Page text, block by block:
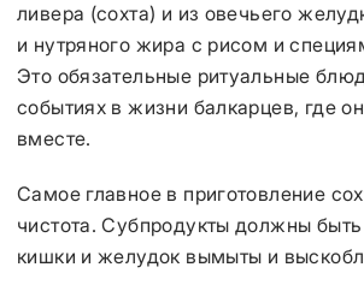
ливера (сохта) и из овечьего
и нутряного жира с рисом и
Это обязательные ритуальные
событиях в жизни балкарцев, где
вместе.
Самое главное в приготовление
чистота. Субпродукты должны
кишки и желудок вымыты и